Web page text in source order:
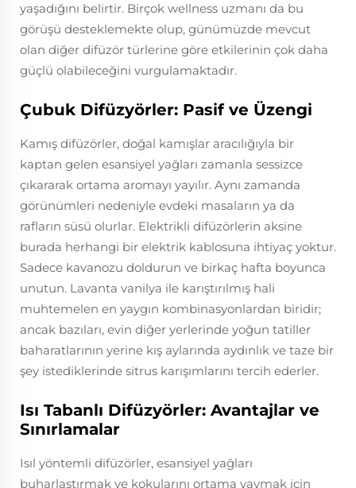
yaşadığını belirtir. Birçok wellness uzmanı da bu
görüşü desteklemekte olup, günümüzde mevcut
olan diğer difüzör türlerine göre etkilerinin çok daha
güçlü olabileceğini vurgulamaktadır.
Çubuk Difüzyörler: Pasif ve Üzengi
Kamış difüzörler, doğal kamışlar aracılığıyla bir
kaptan gelen esansiyel yağları zamanla sessizce
çıkararak ortama aromayı yayılır. Aynı zamanda
görünümleri nedeniyle evdeki masaların ya da
rafların süsü olurlar. Elektrikli difüzörlerin aksine
burada herhangi bir elektrik kablosuna ihtiyaç yoktur.
Sadece kavanozu doldurun ve birkaç hafta boyunca
unutun. Lavanta vanilya ile karıştırılmış hali
muhtemelen en yaygın kombinasyonlardan biridir;
ancak bazıları, evin diğer yerlerinde yoğun tatiller
baharatlarının yerine kış aylarında aydınlık ve taze bir
şey istediklerinde sitrus karışımlarını tercih ederler.
Isı Tabanlı Difüzyörler: Avantajlar ve
Sınırlamalar
Isıl yöntemli difüzörler, esansiyel yağları
buharlaştırmak ve kokularını ortama yaymak için